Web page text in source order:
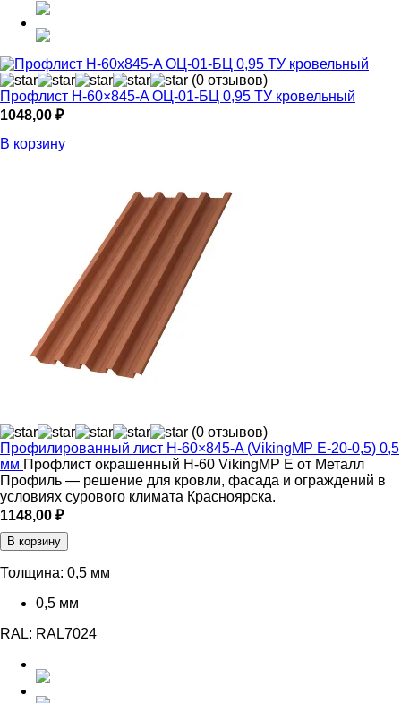
(0 отзывов)
Профлист Н-60×845-A ОЦ-01-БЦ 0,95 ТУ кровельный
1048,00 ₽
В корзину
(0 отзывов)
Профилированный лист Н-60×845-A (VikingMP E-20-0,5) 0,5
мм Профлист окрашенный Н-60 VikingMP E от Металл
Профиль — решение для кровли, фасада и ограждений в
условиях сурового климата Красноярска.
1148,00 ₽
В корзину
Толщина: 0,5 мм
0,5 мм
RAL: RAL7024